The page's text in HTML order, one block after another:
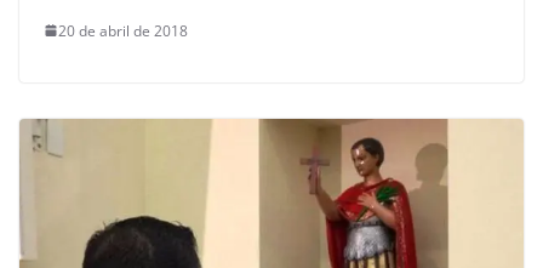
20 de abril de 2018